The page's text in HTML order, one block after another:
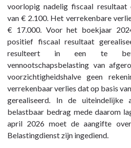
voorlopig nadelig fiscaal resultaat
van € 2.100. Het verrekenbare
€ 17.000. Voor het boekjaar
positief fiscaal resultaat
resulteert in een te
vennootschapsbelasting van
voorzichtigheidshalve geen
verrekenbaar verlies dat op basis
gerealiseerd. In de
belastbaar bedrag mede daarom
april 2026 moet de aangifte
Belastingdienst zijn ingediend.